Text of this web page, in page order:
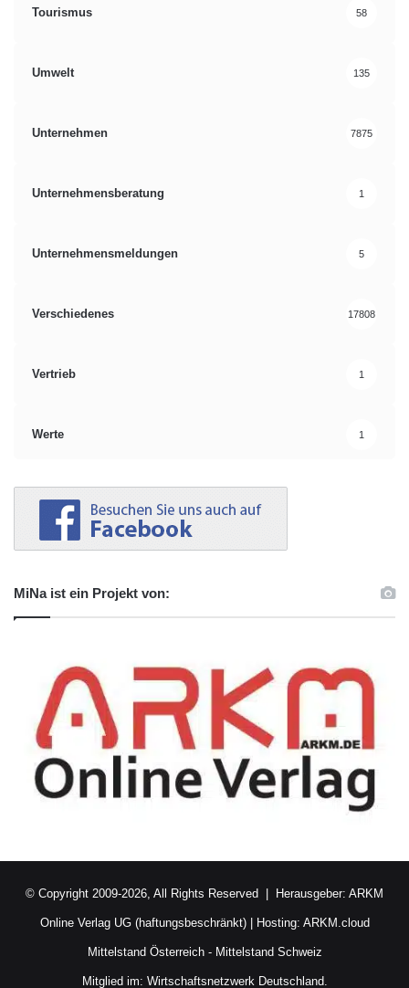
Tourismus 58
Umwelt 135
Unternehmen 7875
Unternehmensberatung 1
Unternehmensmeldungen 5
Verschiedenes 17808
Vertrieb 1
Werte 1
MiNa ist ein Projekt von:
© Copyright 2009-2026, All Rights Reserved | Herausgeber: ARKM
Online Verlag UG (haftungsbeschränkt)| Hosting: ARKM.cloud
Mittelstand Österreich- Mittelstand Schweiz
Mitglied im: Wirtschaftsnetzwerk Deutschland.